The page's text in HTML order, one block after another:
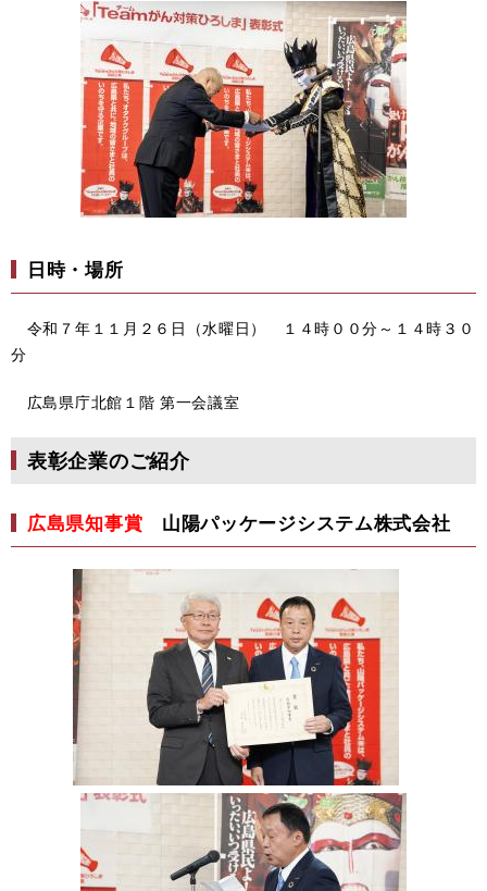
日時・場所
令和７年１１月２６日（水曜日） １４時００分～１４時３０
分
広島県庁北館１階 第一会議室
表彰企業のご紹介
広島県知事賞 山陽パッケージシステム株式会社